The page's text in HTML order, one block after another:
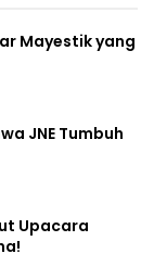
Mayestik yang
JNE Tumbuh
Upacara